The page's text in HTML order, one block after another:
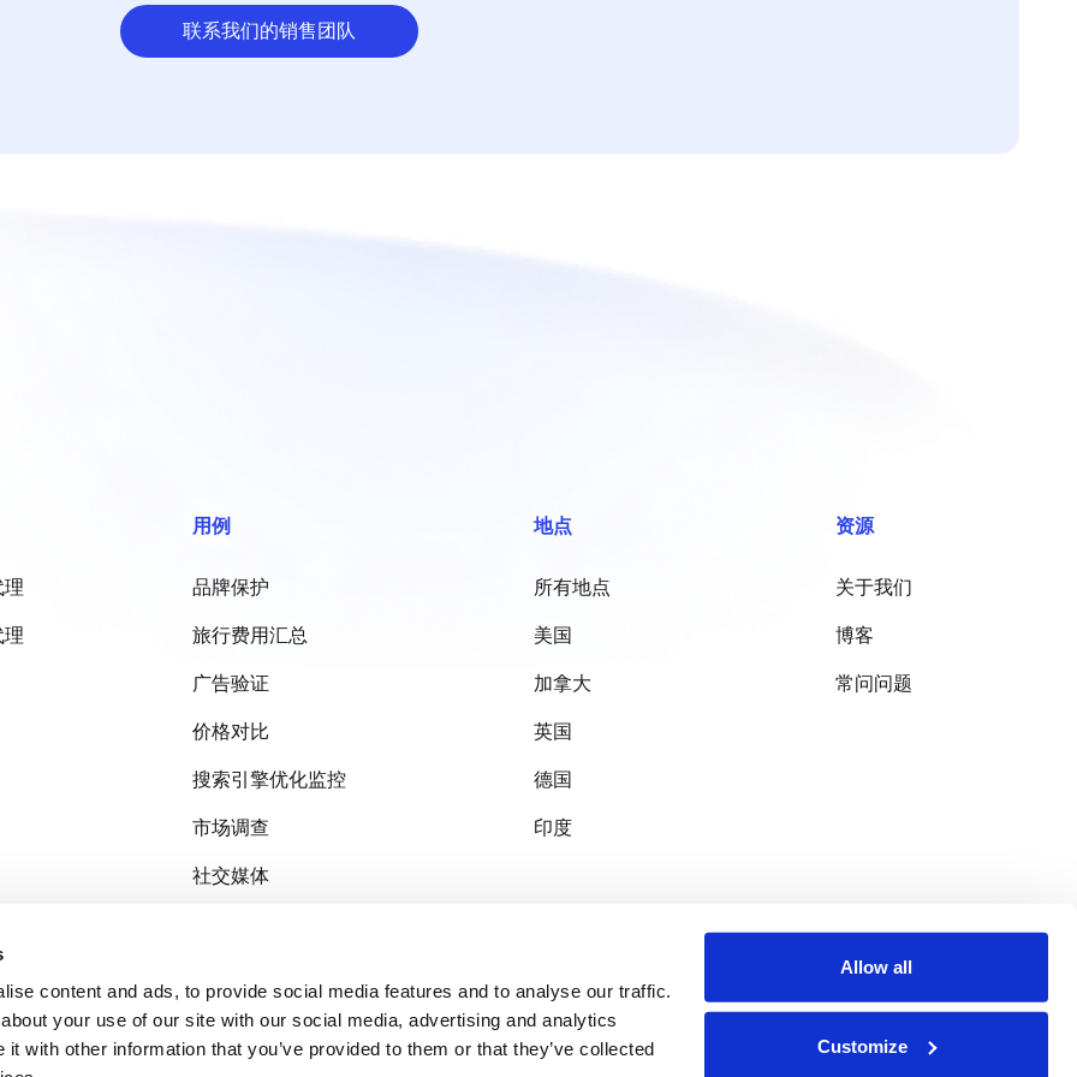
content and ads, to provide social media features and to analyse our traffic.
your use of our site with our social media, advertising and analytics
with other information that you’ve provided to them or that they’ve collected
Allow all
Customize
联系我们的销售团队
理
理
用例
品牌保护
旅行费用汇总
广告验证
价格对比
搜索引擎优化监控
市场调查
社交媒体
地点
所有地点
美国
加拿大
英国
德国
印度
资源
关于我们
博客
常问问题